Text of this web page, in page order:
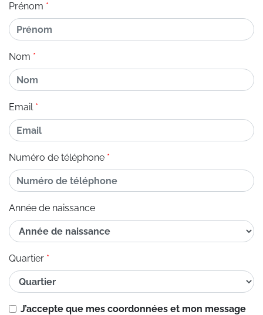
Prénom
Nom
Email
Numéro de téléphone
Année de naissance
Quartier
J’accepte que mes coordonnées et mon message